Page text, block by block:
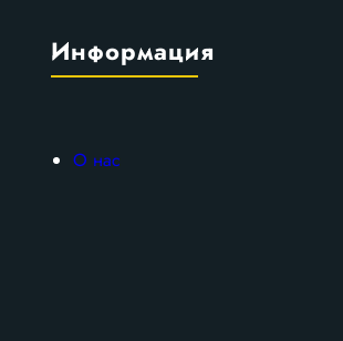
Информация
О нас